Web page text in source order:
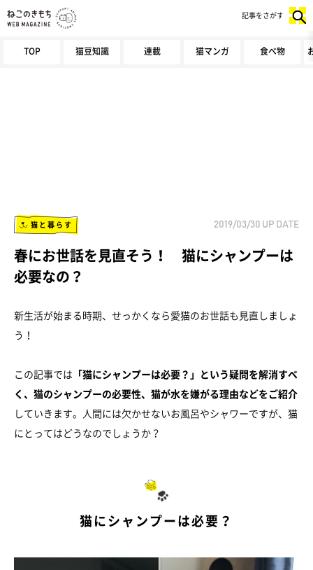
TOP 猫豆知識 連載 猫マンガ 食べ物
記事をさがす
猫と暮らす 2019/03/30 UP DATE
春にお世話を見直そう！ 猫にシャンプーは
必要なの？
新生活が始まる時期、せっかくなら愛猫のお世話も見直しましょ
う！
この記事では 「猫にシャンプーは必要？」という疑問を解消すべ
く、猫のシャンプーの必要性、猫が水を嫌がる理由などをご紹介
していきます。人間には欠かせないお風呂やシャワーですが、猫
にとってはどうなのでしょうか？
猫にシャンプーは必要？